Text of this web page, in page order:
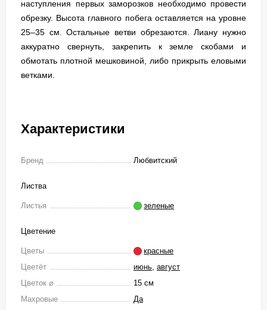
наступления первых заморозков необходимо провести
обрезку. Высота главного побега оставляется на уровне
25–35 см. Остальные ветви обрезаются. Лиану нужно
аккуратно свернуть, закрепить к земле скобами и
обмотать плотной мешковиной, либо прикрыть еловыми
ветками.
Характеристики
Бренд Любвитский
Листва
Листья зеленые
Цветение
Цветы
красные
Цветёт
июнь, август
Цветок ⌀
15 см
Махровые
Да